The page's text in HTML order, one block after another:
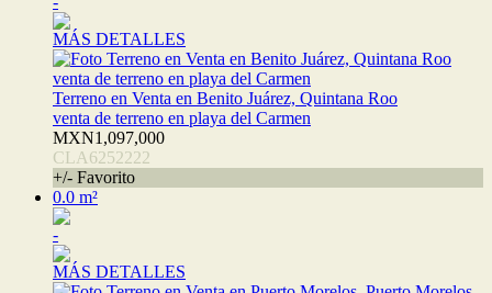
MÁS DETALLES
Terreno en Venta en Benito Juárez, Quintana Roo
venta de terreno en playa del Carmen
MXN1,097,000
CLA6252222
+/- Favorito
0.0 m²
-
MÁS DETALLES